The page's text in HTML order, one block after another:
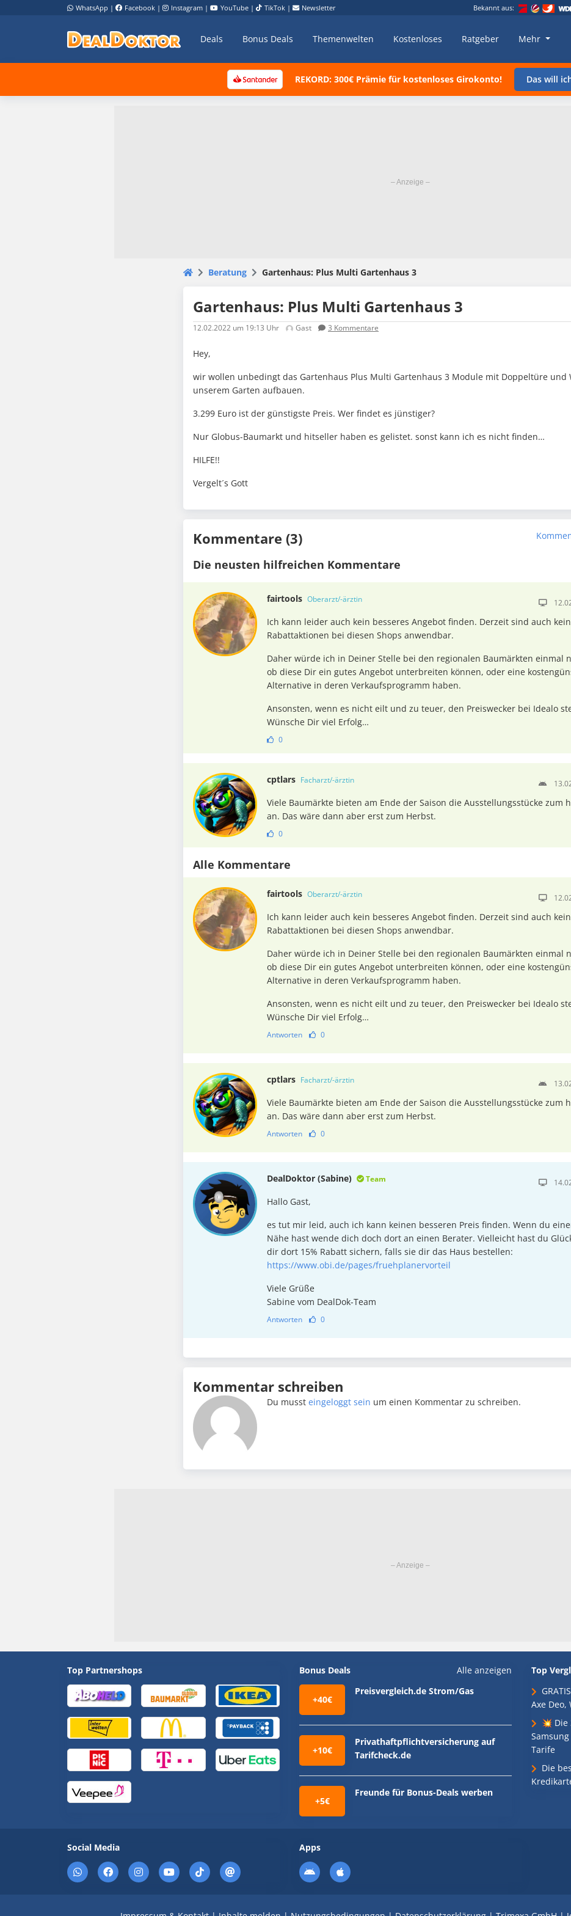
WhatsApp | Facebook | Instagram | YouTube | TikTok | Newsletter Bekannt aus:
Deals Bonus Deals Themenwelten Kostenloses Ratgeber Mehr
REKORD: 300€ Prämie für kostenloses Girokonto! Das will
Beratung Gartenhaus: Plus Multi Gartenhaus 3
Gartenhaus: Plus Multi Gartenhaus 3
12.02.2022 um 19:13 Uhr Gast 3 Kommentare
Hey,
wir wollen unbedingt das Gartenhaus Plus Multi Gartenhaus 3 Module mit Doppeltüre und
unserem Garten aufbauen.
3.299 Euro ist der günstigste Preis. Wer findet es jünstiger?
Nur Globus-Baumarkt und hitseller haben es gelistet. sonst kann ich es nicht finden…
HILFE!!
Vergelt´s Gott
Kommentare (3)
Die neusten hilfreichen Kommentare
fairtools Oberarzt/-ärztin
Ich kann leider auch kein besseres Angebot finden. Derzeit sind auch
Rabattaktionen bei diesen Shops anwendbar.
Daher würde ich in Deiner Stelle bei den regionalen Baumärkten einmal
ob diese Dir ein gutes Angebot unterbreiten können, oder eine
Alternative in deren Verkaufsprogramm haben.
Ansonsten, wenn es nicht eilt und zu teuer, den Preiswecker bei Idealo
Wünsche Dir viel Erfolg…
0
cptlars Facharzt/-ärztin
Viele Baumärkte bieten am Ende der Saison die Ausstellungsstücke zum
an. Das wäre dann aber erst zum Herbst.
0
Alle Kommentare
fairtools Oberarzt/-ärztin
Ich kann leider auch kein besseres Angebot finden. Derzeit sind auch
Rabattaktionen bei diesen Shops anwendbar.
Daher würde ich in Deiner Stelle bei den regionalen Baumärkten einmal
ob diese Dir ein gutes Angebot unterbreiten können, oder eine
Alternative in deren Verkaufsprogramm haben.
Ansonsten, wenn es nicht eilt und zu teuer, den Preiswecker bei Idealo
Wünsche Dir viel Erfolg…
Antworten 0
cptlars Facharzt/-ärztin
Viele Baumärkte bieten am Ende der Saison die Ausstellungsstücke zum
an. Das wäre dann aber erst zum Herbst.
Antworten 0
DealDoktor (Sabine) Team
Hallo Gast,
es tut mir leid, auch ich kann keinen besseren Preis finden. Wenn du
Nähe hast wende dich doch dort an einen Berater. Vielleicht hast du
dir dort 15% Rabatt sichern, falls sie dir das Haus bestellen:
https://www.obi.de/pages/fruehplanervorteil
Viele Grüße
Sabine vom DealDok-Team
Antworten 0
Kommentar schreiben
Du mussteingeloggt sein um einen Kommentar zu schreiben.
Top Partnershops Bonus Deals Alle anzeigen
+40€
Preisvergleich.de Strom/Gas
+10€
Privathaftpflichtversicherung auf
Tarifcheck.de
+5€
Freunde für Bonus-Deals werben
Top
Axe Deo,
💥
Tarife
Die
Social Media Apps